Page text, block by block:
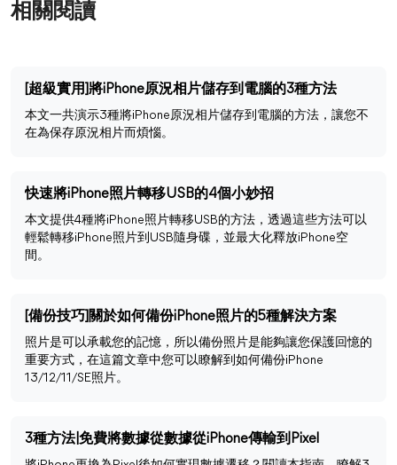
相關閱讀
[超級實用]將iPhone原況相片儲存到電腦的3種方法
本文一共演示3種將iPhone原況相片儲存到電腦的方法，讓您不
在為保存原況相片而煩惱。
快速將iPhone照片轉移USB的4個小妙招
本文提供4種將iPhone照片轉移USB的方法，透過這些方法可以
輕鬆轉移iPhone照片到USB隨身碟，並最大化釋放iPhone空
間。
[備份技巧]關於如何備份iPhone照片的5種解決方案
照片是可以承載您的記憶，所以備份照片是能夠讓您保護回憶的
重要方式，在這篇文章中您可以瞭解到如何備份iPhone
13/12/11/SE照片。
3種方法|免費將數據從數據從iPhone傳輸到Pixel